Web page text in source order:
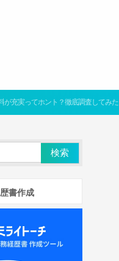
が充実ってホント？徹底調査してみた
書作成